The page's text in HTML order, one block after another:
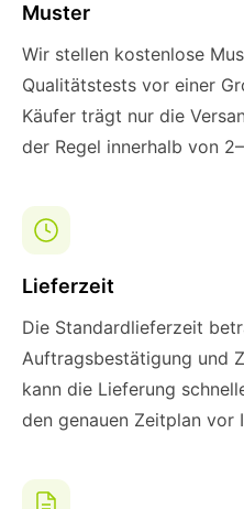
Muster
Wir stellen kostenlose
Qualitätstests vor einer
Käufer trägt nur die
der Regel innerhalb von
Lieferzeit
Die Standardlieferzeit
Auftragsbestätigung und
kann die Lieferung
den genauen Zeitplan vor